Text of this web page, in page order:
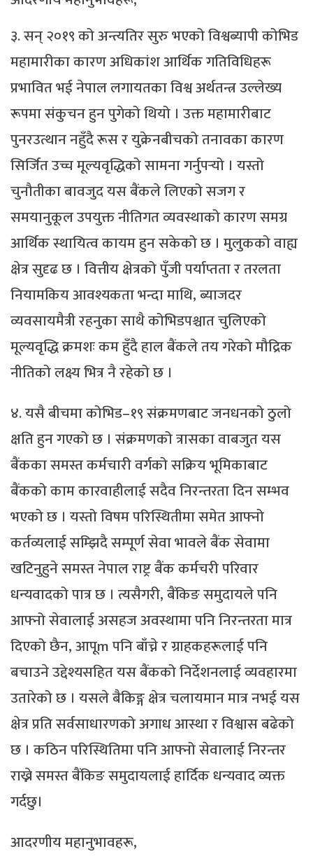
३. सन् २०१९ को अन्त्यतिर सुरु भएको विश्वब्यापी कोभिड
महामारीका कारण अधिकांश आर्थिक गतिविधिहरू
प्रभावित भई नेपाल लगायतका विश्व अर्थतन्त्र उल्लेख्य
रूपमा संकुचन हुन पुगेको थियो । उक्त महामारीबाट
पुनरउत्थान नहुँदै रूस र युक्रेनबीचको तनावका कारण
सिर्जित उच्च मूल्यवृद्धिको सामना गर्नुपर्‍यो । यस्तो
चुनौतीका बावजुद यस बैंकले लिएको सजग र
समयानुकूल उपयुक्त नीतिगत व्यवस्थाको कारण समग्र
आर्थिक स्थायित्व कायम हुन सकेको छ । मुलुकको वाह्य
क्षेत्र सुदृढ छ । वित्तीय क्षेत्रको पुँजी पर्याप्तता र तरलता
नियामकिय आवश्यकता भन्दा माथि, ब्याजदर
व्यवसायमैत्री रहनुका साथै कोभिडपश्चात चुलिएको
मूल्यवृद्धि क्रमशः कम हुँदै हाल बैंकले तय गरेको मौद्रिक
नीतिको लक्ष्य भित्र नै रहेको छ ।
४. यसै बीचमा कोभिड–१९ संक्रमणबाट जनधनको ठुलो
क्षति हुन गएको छ । संक्रमणको त्रासका वाबजुत यस
बैंकका समस्त कर्मचारी वर्गको सक्रिय भूमिकाबाट
बैंकको काम कारवाहीलाई सदैव निरन्तरता दिन सम्भव
भएको छ । यस्तो विषम परिस्थितीमा समेत आफ्नो
कर्तव्यलाई सम्झिदै सम्पूर्ण सेवा भावले बैंक सेवामा
खटिनुहुने समस्त नेपाल राष्ट्र बैंक कर्मचरी परिवार
धन्यवादको पात्र छ । त्यसैगरी, बैंकिङ समुदायले पनि
आफ्नो सेवालाई असहज अवस्थामा पनि निरन्तरता मात्र
दिएको छैन, आपूm पनि बाँच्ने र ग्राहकहरूलाई पनि
बचाउने उद्देश्यसहित यस बैंकको निर्देशनलाई व्यवहारमा
उतारेको छ । यसले बैकिङ्ग क्षेत्र चलायमान मात्र नभई यस
क्षेत्र प्रति सर्वसाधारणको अगाध आस्था र विश्वास बढेको
छ । कठिन परिस्थितिमा पनि आफ्नो सेवालाई निरन्तर
राख्ने समस्त बैंकिङ समुदायलाई हार्दिक धन्यवाद व्यक्त
गर्दछु।
आदरणीय महानुभावहरू,